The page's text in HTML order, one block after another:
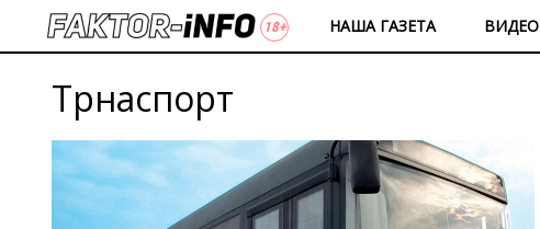
НАША ГАЗЕТА ВИДЕО
Трнаспорт